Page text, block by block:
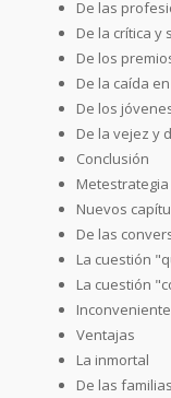
De las
De la crítica y
De los
De la caída
De los
De la vejez y
Conclusión
Metestrategia
Nuevos
De las
La cuestión
La cuestión
Ventajas
La inmortal
De las